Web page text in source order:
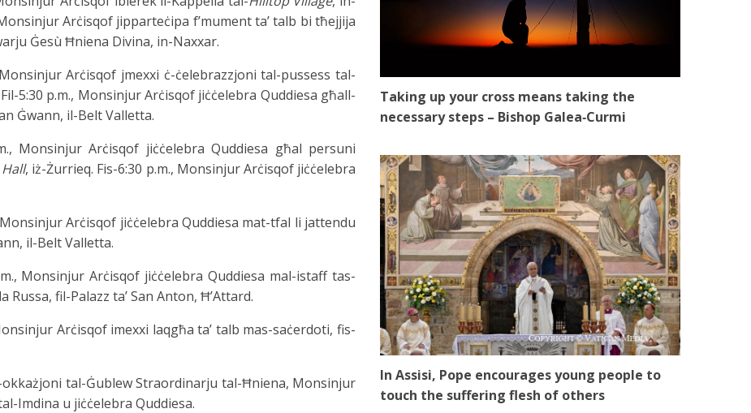
Arċisqof jipparteċipa f’mument ta’ talb bi tħejjija
Ġesù Ħniena Divina, in-Naxxar.
Arċisqof jmexxi ċ-ċelebrazzjoni tal-pussess tal-
5:30 p.m., Monsinjur Arċisqof jiċċelebra Quddiesa għall-
Ġwann, il-Belt Valletta.
Monsinjur Arċisqof jiċċelebra Quddiesa għal persuni
, iż-Żurrieq. Fis-6:30 p.m., Monsinjur Arċisqof jiċċelebra
Arċisqof jiċċelebra Quddiesa mat-tfal li jattendu
il-Belt Valletta.
Monsinjur Arċisqof jiċċelebra Quddiesa mal-istaff tas-
fil-Palazz ta’ San Anton, Ħ’Attard.
Arċisqof imexxi laqgħa ta’ talb mas-saċerdoti, fis-
okkażjoni tal-Ġublew Straordinarju tal-Ħniena, Monsinjur
Imdina u jiċċelebra Quddiesa.
Taking up your cross means taking the
necessary steps – Bishop Galea‑Curmi
In Assisi, Pope encourages young people to
touch the suffering flesh of others